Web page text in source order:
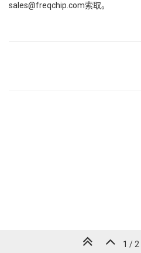
sales@freqchip.com索取。
1 / 2